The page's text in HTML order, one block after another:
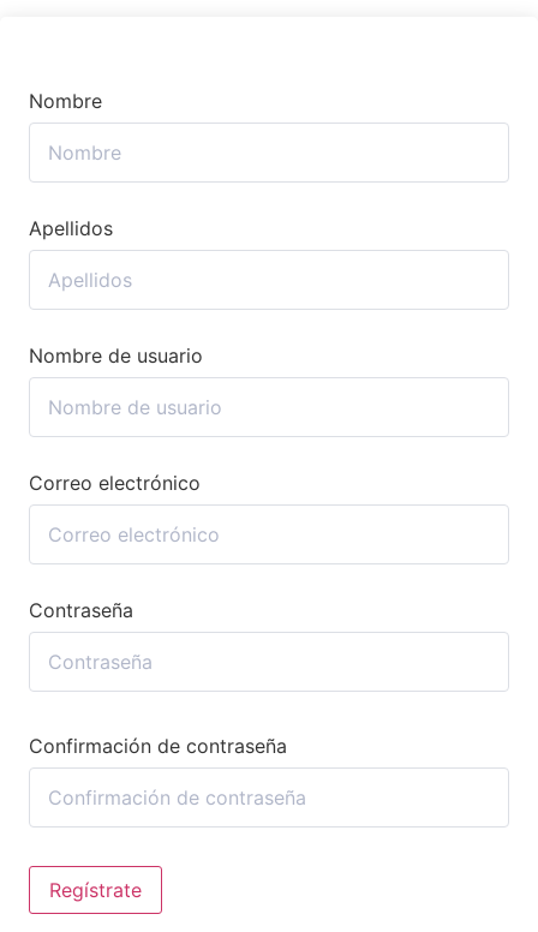
Nombre
Apellidos
Nombre de usuario
Correo electrónico
Contraseña
Confirmación de contraseña
Regístrate